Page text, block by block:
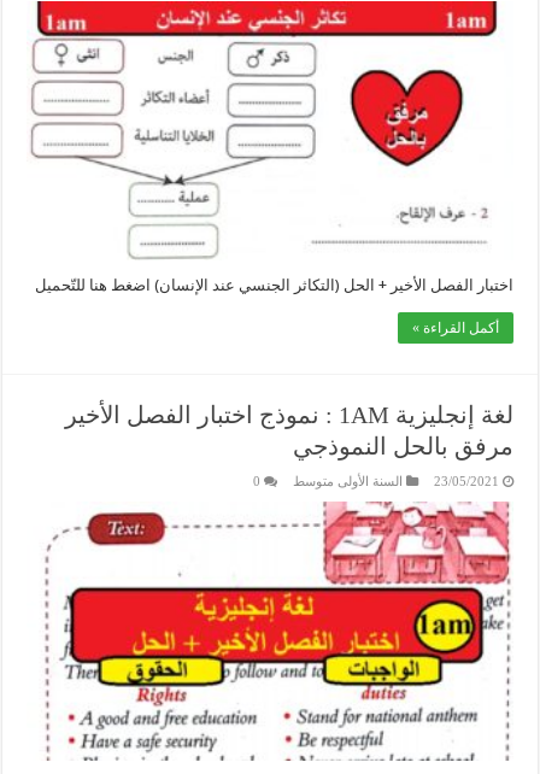
اختبار الفصل الأخير + الحل (التكاثر الجنسي عند الإنسان) اضغط هنا للتّحميل
أكمل القراءة »
لغة إنجليزية 1AM : نموذج اختبار الفصل الأخير
مرفق بالحل النموذجي
23/05/2021 السنة الأولى متوسط 0